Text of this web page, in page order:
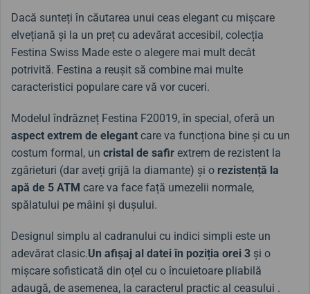
Dacă sunteți în căutarea unui ceas elegant cu mișcare
elvețiană și la un preț cu adevărat accesibil, colecția
Festina Swiss Made este o alegere mai mult decât
potrivită. Festina a reușit să combine mai multe
caracteristici populare care vă vor cuceri.
Modelul îndrăzneț Festina F20019, în special, oferă un
aspect extrem de elegant care va funcționa bine și cu un
costum formal, un cristal de safir extrem de rezistent la
zgârieturi (dar aveți grijă la diamante) și o rezistență la
apă de 5 ATM care va face față umezelii normale,
spălatului pe mâini și dușului.
Designul simplu al cadranului cu indici simpli este un
adevărat clasic.Un afișaj al datei în poziția orei 3 și o
mișcare sofisticată din oțel cu o încuietoare pliabilă
adaugă, de asemenea, la caracterul practic al ceasului .